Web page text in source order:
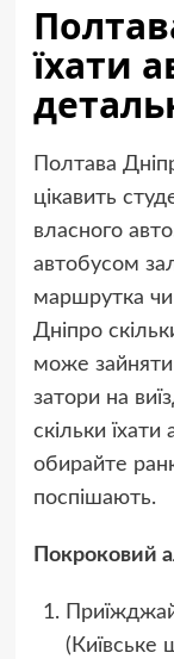
їхати
Полтава
цікавить
власного
автобусом
маршрутка
Дніпро
може
затори на
скільки
обирайте
поспішають.
Покроковий
(Київське